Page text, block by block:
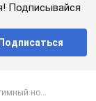
Подписывайся
Подписаться
но...